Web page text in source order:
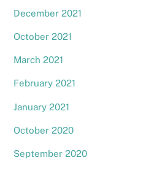
December 2021
October 2021
March 2021
February 2021
January 2021
October 2020
September 2020